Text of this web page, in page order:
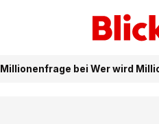
Millionenfrage bei Wer wird